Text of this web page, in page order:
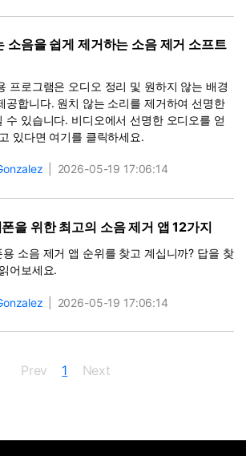
소음을 쉽게 제거하는 소음 제거 소프트
프로그램은 오디오 정리 및 원하지 않는 배경
공합니다. 원치 않는 소리를 제거하여 선명한
수 있습니다. 비디오에서 선명한 오디오를 얻
있다면 여기를 클릭하세요.
2026-05-19 17:06:14
을 위한 최고의 소음 제거 앱 12가지
소음 제거 앱 순위를 찾고 계십니까? 답을 찾
어보세요.
2026-05-19 17:06:14
Prev 1 Next